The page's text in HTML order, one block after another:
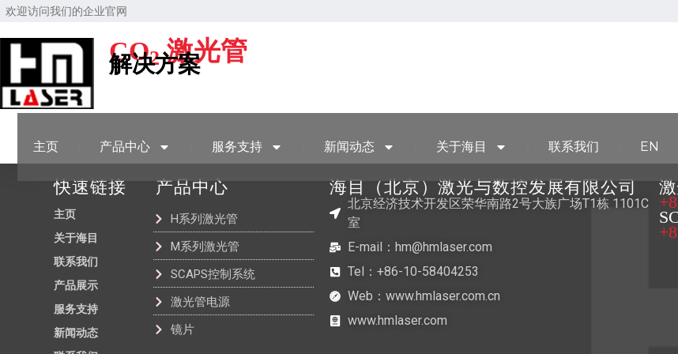
欢迎访问我们的企业官网
CO2激光管
解决方案
主页 产品中心 服务支持 新闻动态 关于海目 联系我们 EN
快速链接
主页
关于海目
联系我们
产品展示
服务支持
新闻动态
产品中心
H系列激光管
M系列激光管
SCAPS控制系统
激光管电源
镜片
海目（北京）激光与数控发展有限公司
北京经济技术开发区荣华南路2号大族广场T1栋 1101C
室
E-mail：hm@hmlaser.com
Tel：+86-10-58404253
Web：www.hmlaser.com.cn
www.hmlaser.com